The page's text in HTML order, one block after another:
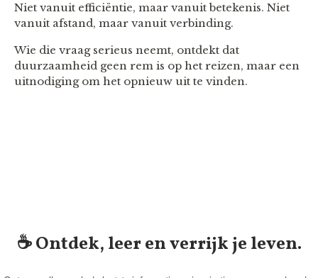
Niet vanuit efficiëntie, maar vanuit betekenis. Niet
vanuit afstand, maar vanuit verbinding.
Wie die vraag serieus neemt, ontdekt dat
duurzaamheid geen rem is op het reizen, maar een
uitnodiging om het opnieuw uit te vinden.
☕️ Ontdek, leer en verrijk je leven.